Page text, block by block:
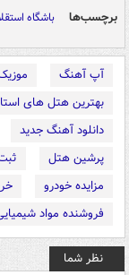
برچسب‌ها باشگاه
آپ آهنگ
بهترین هتل های
دانلود آهنگ جدید
پرشین هتل
مزایده خودرو
فروشنده مواد
نظر شما